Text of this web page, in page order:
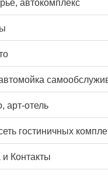
автокомплекс
арт-отель
гостиничных
Контакты